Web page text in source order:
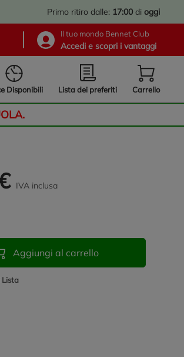
Primo ritiro dalle: 17:00 di oggi
Il tuo mondo Bennet Club
Accedi e scopri i vantaggi
Disponibili Lista dei preferiti Carrello
IVA inclusa
Aggiungi al carrello